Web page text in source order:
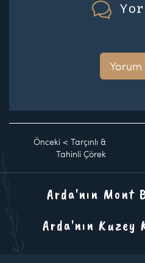
Yorum
Önceki < Tarçınlı &
Tahinli Çörek
Arda'nın Mont
Arda'nın Kuzey